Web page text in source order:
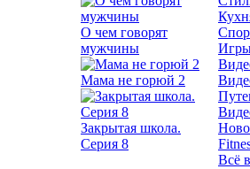
О чем говорят
мужчины
Мама не горюй 2
Закрытая школа.
Серия 8
Всё